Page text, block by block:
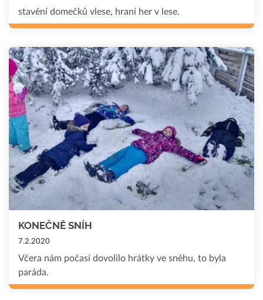
stavění domečků vlese, hraní her v lese.
KONEČNĚ SNÍH
7.2.2020
Včera nám počasí dovolilo hrátky ve sněhu, to byla
paráda.